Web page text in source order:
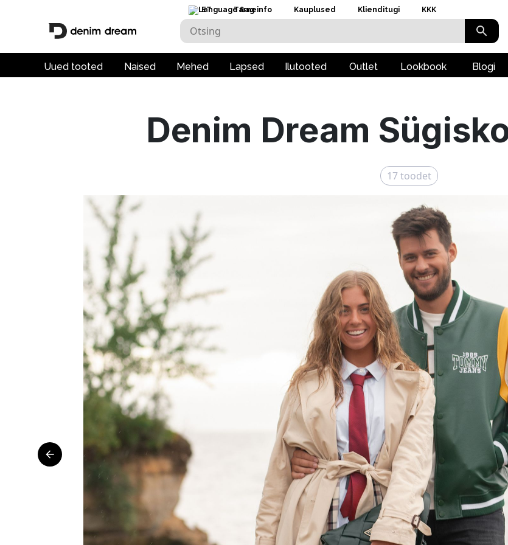
ET Tarneinfo Kauplused Klienditugi KKK
Uued tooted Naised Mehed Lapsed Ilutooted Outlet Lookbook Blogi
Denim Dream
17 toodet